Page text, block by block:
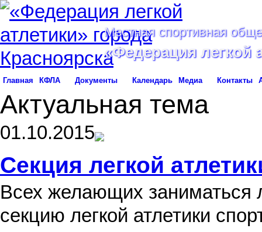
Местная спортивная
«Федерация легкой
Главная КФЛА Документы Календарь Медиа Контакты
Актуальная тема
01.10.2015
Секция легкой
Всех желающих заниматься
секцию легкой атлетики